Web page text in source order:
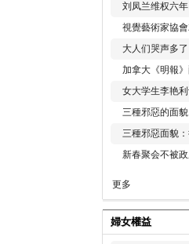
刘凤兰维权六
視覺藝術家協
大人们哭声多
加拿大《明報
女大学生李艳
三種邪惡的面
三種邪惡面貌
新春聚会不被
更多
婦女權益